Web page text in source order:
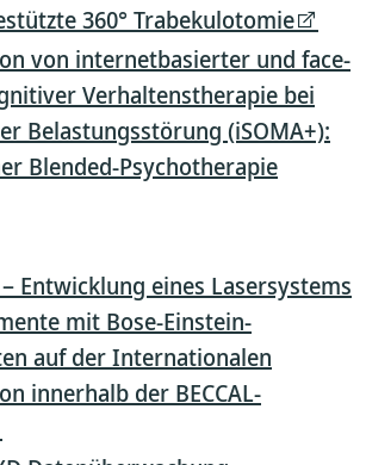
360° Trabekulotomie
von internetbasierter und face-
Verhaltenstherapie bei
Belastungsstörung (iSOMA+):
Blended-Psychotherapie
– Entwicklung eines Lasersystems
mit Bose-Einstein-
auf der Internationalen
innerhalb der BECCAL-